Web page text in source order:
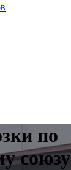
по
союзу